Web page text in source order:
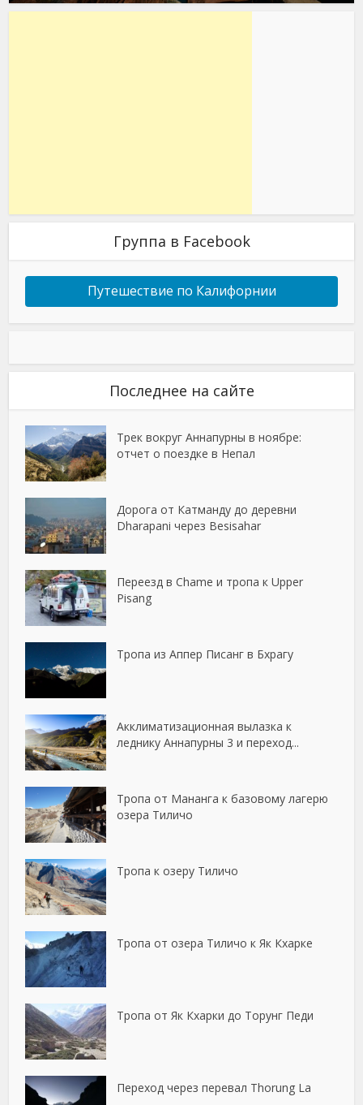
Группа в Facebook
Путешествие по Калифорнии
Последнее на сайте
Трек вокруг Аннапурны в ноябре:
отчет о поездке в Непал
Дорога от Катманду до деревни
Dharapani через Besisahar
Переезд в Chame и тропа к Upper
Pisang
Тропа из Аппер Писанг в Бхрагу
Акклиматизационная вылазка к
леднику Аннапурны 3 и переход...
Тропа от Мананга к базовому лагерю
озера Тиличо
Тропа к озеру Тиличо
Тропа от озера Тиличо к Як Кхарке
Тропа от Як Кхарки до Торунг Педи
Переход через перевал Thorung La